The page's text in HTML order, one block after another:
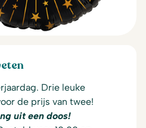
Drie leuke
de prijs van twee!
uit een doos!